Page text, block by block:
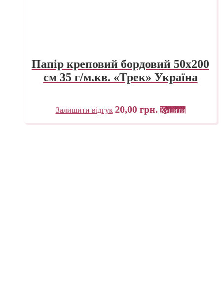
Папір креповий бордовий 50х200
см 35 г/м.кв. «Трек» Україна
Залишити відгук 20,00 грн. Купити